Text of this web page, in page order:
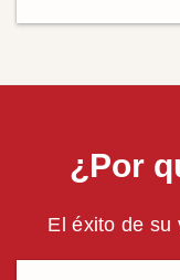
¿Por
El éxito de su